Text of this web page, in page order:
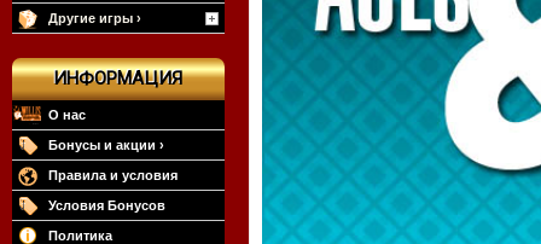
Другие игры ›
ИНФОРМАЦИЯ
О нас
Бонусы и акции ›
Правила и условия
Условия Бонусов
Политика